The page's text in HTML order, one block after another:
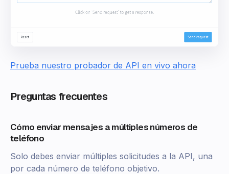
Prueba nuestro probador de API en vivo ahora
Preguntas frecuentes
Cómo enviar mensajes a múltiples números de
teléfono
Solo debes enviar múltiples solicitudes a la API, una
por cada número de teléfono objetivo.